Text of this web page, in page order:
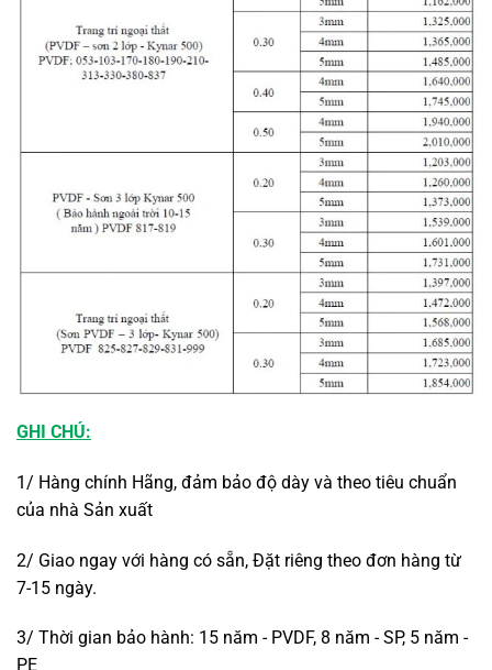
GHI CHÚ:
1/ Hàng chính Hãng, đảm bảo độ dày và theo tiêu chuẩn
của nhà Sản xuất
2/ Giao ngay với hàng có sẵn, Đặt riêng theo đơn hàng từ
7-15 ngày.
3/ Thời gian bảo hành: 15 năm - PVDF, 8 năm - SP, 5 năm -
PE